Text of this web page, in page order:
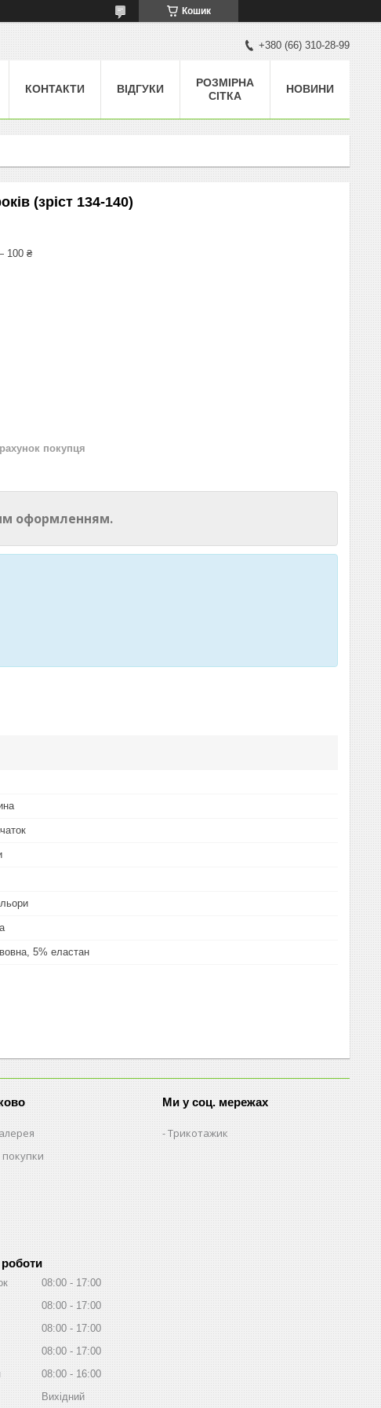
Кошик
+380 (66) 310-28-99
КОНТАКТИ ВІДГУКИ
РОЗМІРНА
СІТКА
НОВИНИ
(зріст 134-140)
100 ₴
покупця
оформленням.
5% еластан
Ми у соц. мережах
Трикотажик
08:00
17:00
08:00
17:00
08:00
17:00
08:00
17:00
08:00
16:00
Вихідний